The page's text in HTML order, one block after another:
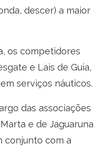
descer) a maior
os competidores
e Lais de Guia,
serviços náuticos.
das associações
e de Jaguaruna
conjunto com a